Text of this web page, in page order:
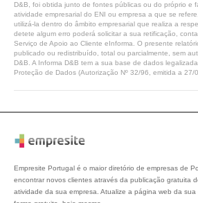
D&B, foi obtida junto de fontes públicas ou do próprio e
atividade empresarial do ENI ou empresa a que se
utilizá-la dentro do âmbito empresarial que realiza a
detete algum erro poderá solicitar a sua retificação,
Serviço de Apoio ao Cliente eInforma. O presente
publicado ou redistribuído, total ou parcialmente, sem
D&B. A Informa D&B tem a sua base de dados
Proteção de Dados (Autorização Nº 32/96, emitida a 27/
Empresite Portugal é o maior diretório de empresas de
encontrar novos clientes através da publicação gratuita
atividade da sua empresa. Atualize a página web da